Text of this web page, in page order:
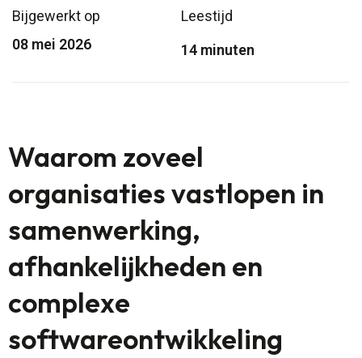
Bijgewerkt op
08 mei 2026
Leestijd
14 minuten
Waarom zoveel
organisaties vastlopen in
samenwerking,
afhankelijkheden en
complexe
softwareontwikkeling